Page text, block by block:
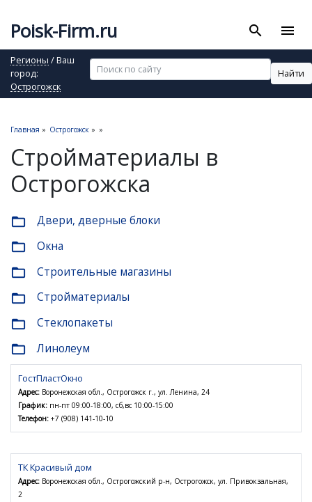
Poisk-Firm.ru search menu
Регионы / Ваш
город:
Острогожск
Найти
Главная » Острогожск » »
Стройматериалы в
Острогожска
folder_open Двери, дверные блоки
folder_open Окна
folder_open Строительные магазины
folder_open Стройматериалы
folder_open Стеклопакеты
folder_open Линолеум
ГостПластОкно
Адрес: Воронежская обл., Острогожск г., ул. Ленина, 24
График: пн-пт 09:00-18:00, сб,вс 10:00-15:00
Телефон: +7 (908) 141-10-10
ТК Красивый дом
Адрес: Воронежская обл., Острогожский р-н, Острогожск, ул. Привокзальная,
2